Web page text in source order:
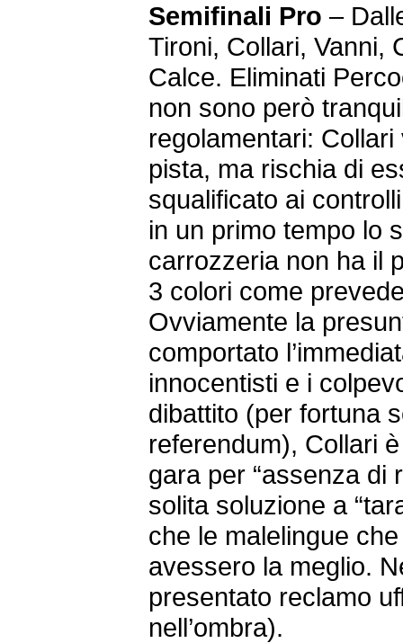
Semifinali Pro –
Tironi, Collari, Vanni,
Calce. Eliminati
non sono però
regolamentari:
pista, ma rischia di
squalificato ai
in un primo tempo lo
carrozzeria non ha il
3 colori come
Ovviamente la
comportato
innocentisti e i
dibattito (per fortuna
referendum), Collari
gara per “assenza di
solita soluzione a
che le malelingue
avessero la meglio.
presentato reclamo
nell’ombra).